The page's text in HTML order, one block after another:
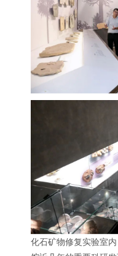
化石矿物修复实验室